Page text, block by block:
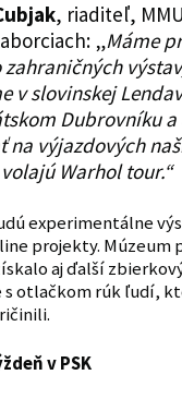
, riaditeľ,
„Máme
zahraničných
v slovinskej
Dubrovníku
na výjazdových
Warhol tour.“
experimentálne
projekty. Múzeum
aj ďalší
s otlačkom rúk ľudí,
v PSK